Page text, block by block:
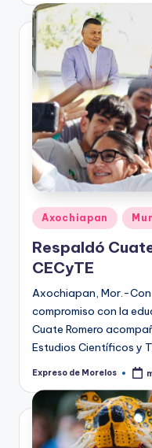
Publicado
en
Axochiapan
Respaldó
CECyTE
Axochiapan, Mor.-
compromiso con la
Cuate Romero
Estudios Científicos y
Publicado
Expreso de Morelos